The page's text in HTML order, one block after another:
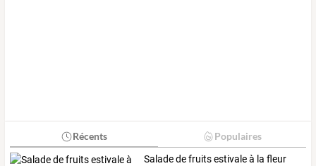
Récents Populaires
Salade de fruits estivale à la fleur